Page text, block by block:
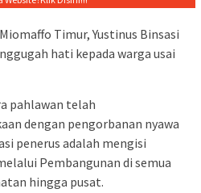
Timur, Yustinus Binsasi
hati kepada warga usai
pahlawan telah
dengan pengorbanan nyawa
penerus adalah mengisi
Pembangunan di semua
hingga pusat.